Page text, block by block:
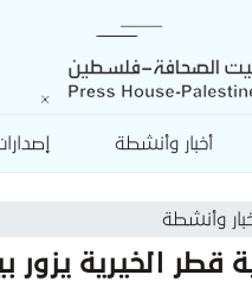
أخبار وأنشطة
وأنشطة
قطر الخيرية